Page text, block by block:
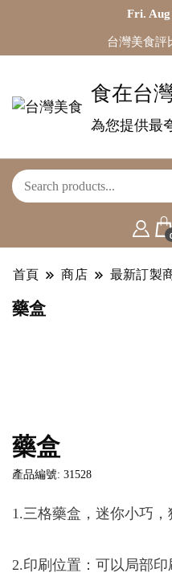
Fri. Aug
台灣美食評
食在台
為您提供最
首頁 商店 最新訂製
藥盒
藥盒
產品編號: 31528
1.三格藥盒，迷你小巧
2.印刷位置：可以局部